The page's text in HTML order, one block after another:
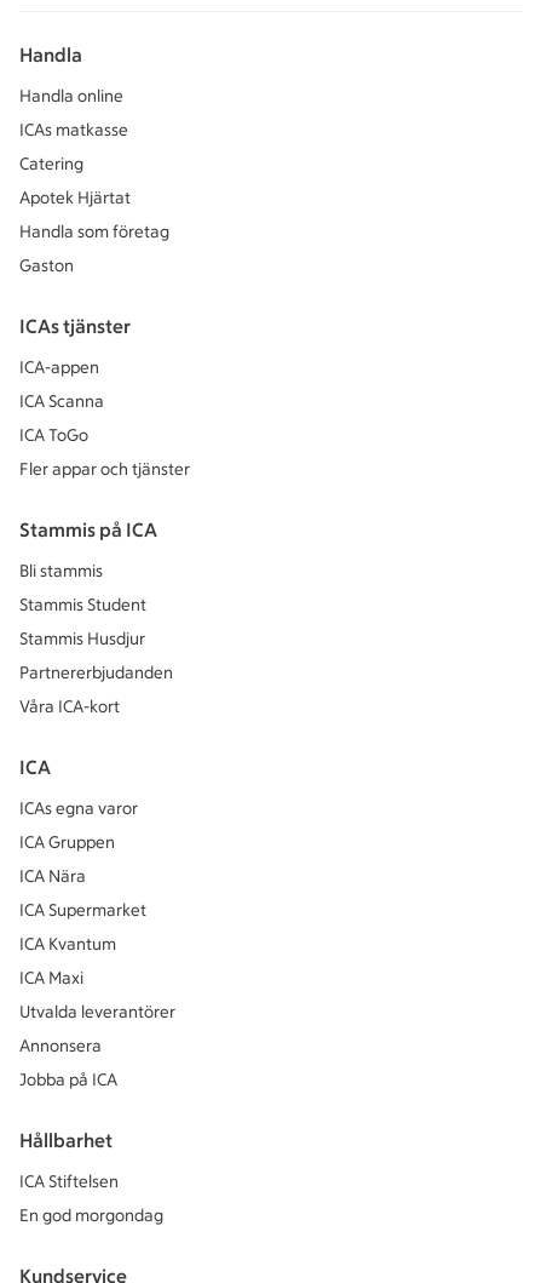
Handla
Handla online
ICAs matkasse
Catering
Apotek Hjärtat
Handla som företag
Gaston
ICAs tjänster
ICA-appen
ICA Scanna
ICA ToGo
Fler appar och tjänster
Stammis på ICA
Bli stammis
Stammis Student
Stammis Husdjur
Partnererbjudanden
Våra ICA-kort
ICA
ICAs egna varor
ICA Gruppen
ICA Nära
ICA Supermarket
ICA Kvantum
ICA Maxi
Utvalda leverantörer
Annonsera
Jobba på ICA
Hållbarhet
ICA Stiftelsen
En god morgondag
Kundservice